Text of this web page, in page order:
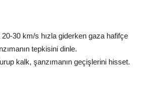
30 km/s hızla giderken gaza hafifçe
tepkisini dinle.
kalk, şanzımanın geçişlerini hisset.